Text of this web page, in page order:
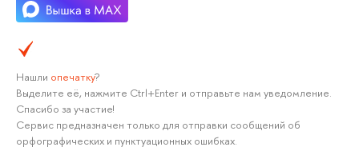
Нашли опечатку?
Выделите её, нажмите Ctrl+Enter и отправьте нам уведомление.
Спасибо за участие!
Сервис предназначен только для отправки сообщений об
орфографических и пунктуационных ошибках.